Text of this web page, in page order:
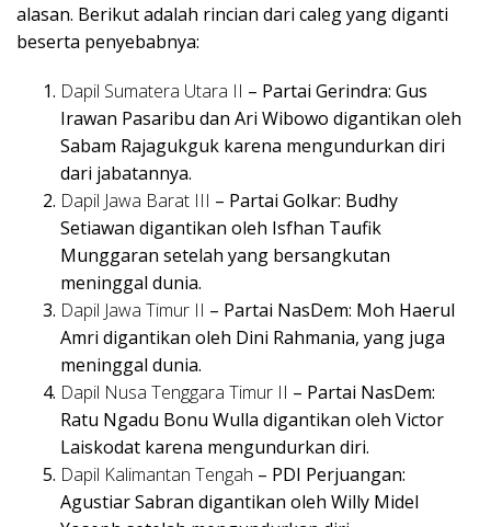
alasan. Berikut adalah rincian dari caleg yang diganti
beserta penyebabnya:
Dapil Sumatera Utara II – Partai Gerindra: Gus
Irawan Pasaribu dan Ari Wibowo digantikan oleh
Sabam Rajagukguk karena mengundurkan diri
dari jabatannya.
Dapil Jawa Barat III – Partai Golkar: Budhy
Setiawan digantikan oleh Isfhan Taufik
Munggaran setelah yang bersangkutan
meninggal dunia.
Dapil Jawa Timur II – Partai NasDem: Moh Haerul
Amri digantikan oleh Dini Rahmania, yang juga
meninggal dunia.
Dapil Nusa Tenggara Timur II – Partai NasDem:
Ratu Ngadu Bonu Wulla digantikan oleh Victor
Laiskodat karena mengundurkan diri.
Dapil Kalimantan Tengah – PDI Perjuangan:
Agustiar Sabran digantikan oleh Willy Midel